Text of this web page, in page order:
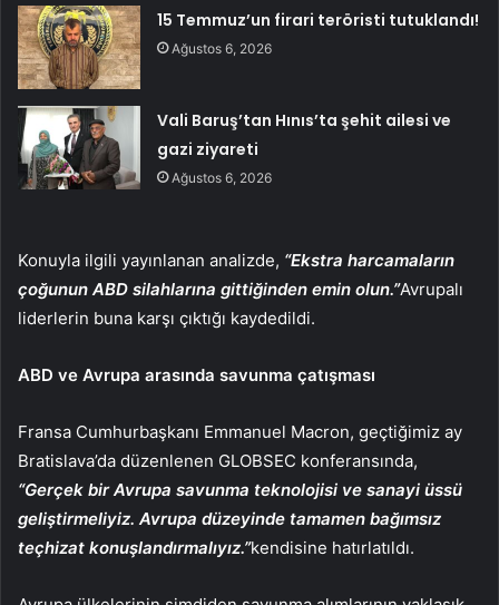
15 Temmuz’un firari teröristi tutuklandı!
Ağustos 6, 2026
Vali Baruş’tan Hınıs’ta şehit ailesi ve
gazi ziyareti
Ağustos 6, 2026
Konuyla ilgili yayınlanan analizde, “Ekstra harcamaların
çoğunun ABD silahlarına gittiğinden emin olun.”Avrupalı ​​
liderlerin buna karşı çıktığı kaydedildi.
ABD ve Avrupa arasında savunma çatışması
Fransa Cumhurbaşkanı Emmanuel Macron, geçtiğimiz ay
Bratislava’da düzenlenen GLOBSEC konferansında,
“Gerçek bir Avrupa savunma teknolojisi ve sanayi üssü
geliştirmeliyiz. Avrupa düzeyinde tamamen bağımsız
teçhizat konuşlandırmalıyız.”kendisine hatırlatıldı.